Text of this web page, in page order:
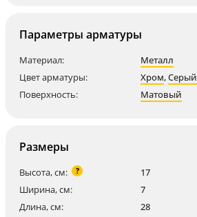
Параметры арматуры
Материал:
Металл
Цвет арматуры:
Хром,Серый
Поверхность:
Матовый
Размеры
Высота, см: ?
17
Ширина, см:
7
Длина, см:
28